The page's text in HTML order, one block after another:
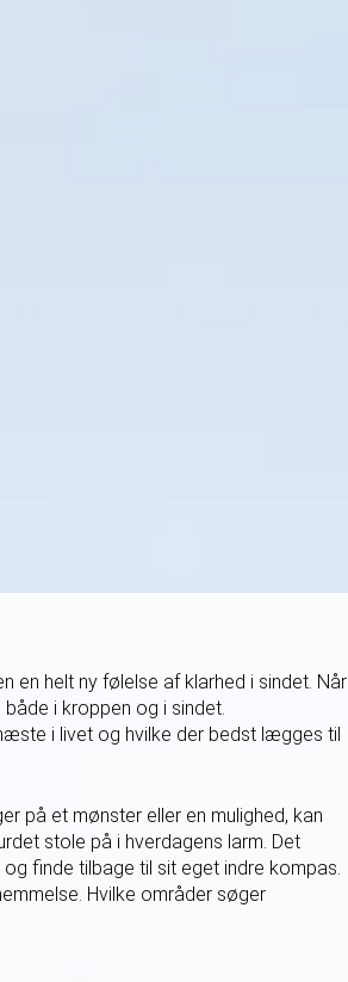
en helt ny følelse af klarhed i sindet. Når
i kroppen og i sindet.
i livet og hvilke der bedst lægges til
på et mønster eller en mulighed, kan
stole på i hverdagens larm. Det
finde tilbage til sit eget indre kompas.
Hvilke områder søger